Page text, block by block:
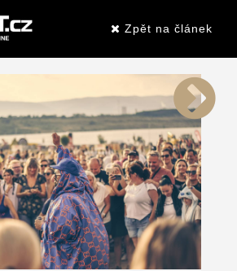
Zpět na článek